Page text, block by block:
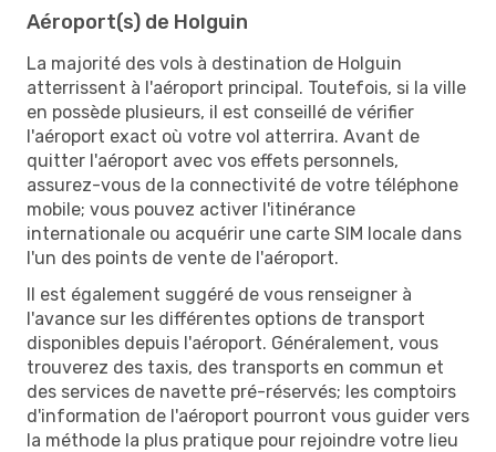
Aéroport(s) de Holguin
La majorité des vols à destination de Holguin
atterrissent à l'aéroport principal. Toutefois, si la ville
en possède plusieurs, il est conseillé de vérifier
l'aéroport exact où votre vol atterrira. Avant de
quitter l'aéroport avec vos effets personnels,
assurez-vous de la connectivité de votre téléphone
mobile; vous pouvez activer l'itinérance
internationale ou acquérir une carte SIM locale dans
l'un des points de vente de l'aéroport.
Il est également suggéré de vous renseigner à
l'avance sur les différentes options de transport
disponibles depuis l'aéroport. Généralement, vous
trouverez des taxis, des transports en commun et
des services de navette pré-réservés; les comptoirs
d'information de l'aéroport pourront vous guider vers
la méthode la plus pratique pour rejoindre votre lieu